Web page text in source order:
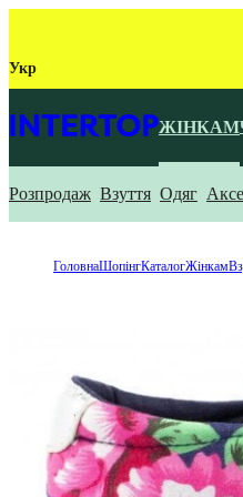
Укр
ЖІНКАМ
Розпродаж Взуття Одяг
ГоловнаШопінгКаталогЖінкам